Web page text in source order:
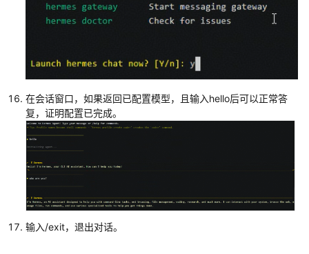
在会话窗口，如果返回已配置模型，且输入hello后可以正常答
复，证明配置已完成。
输入/exit，退出对话。